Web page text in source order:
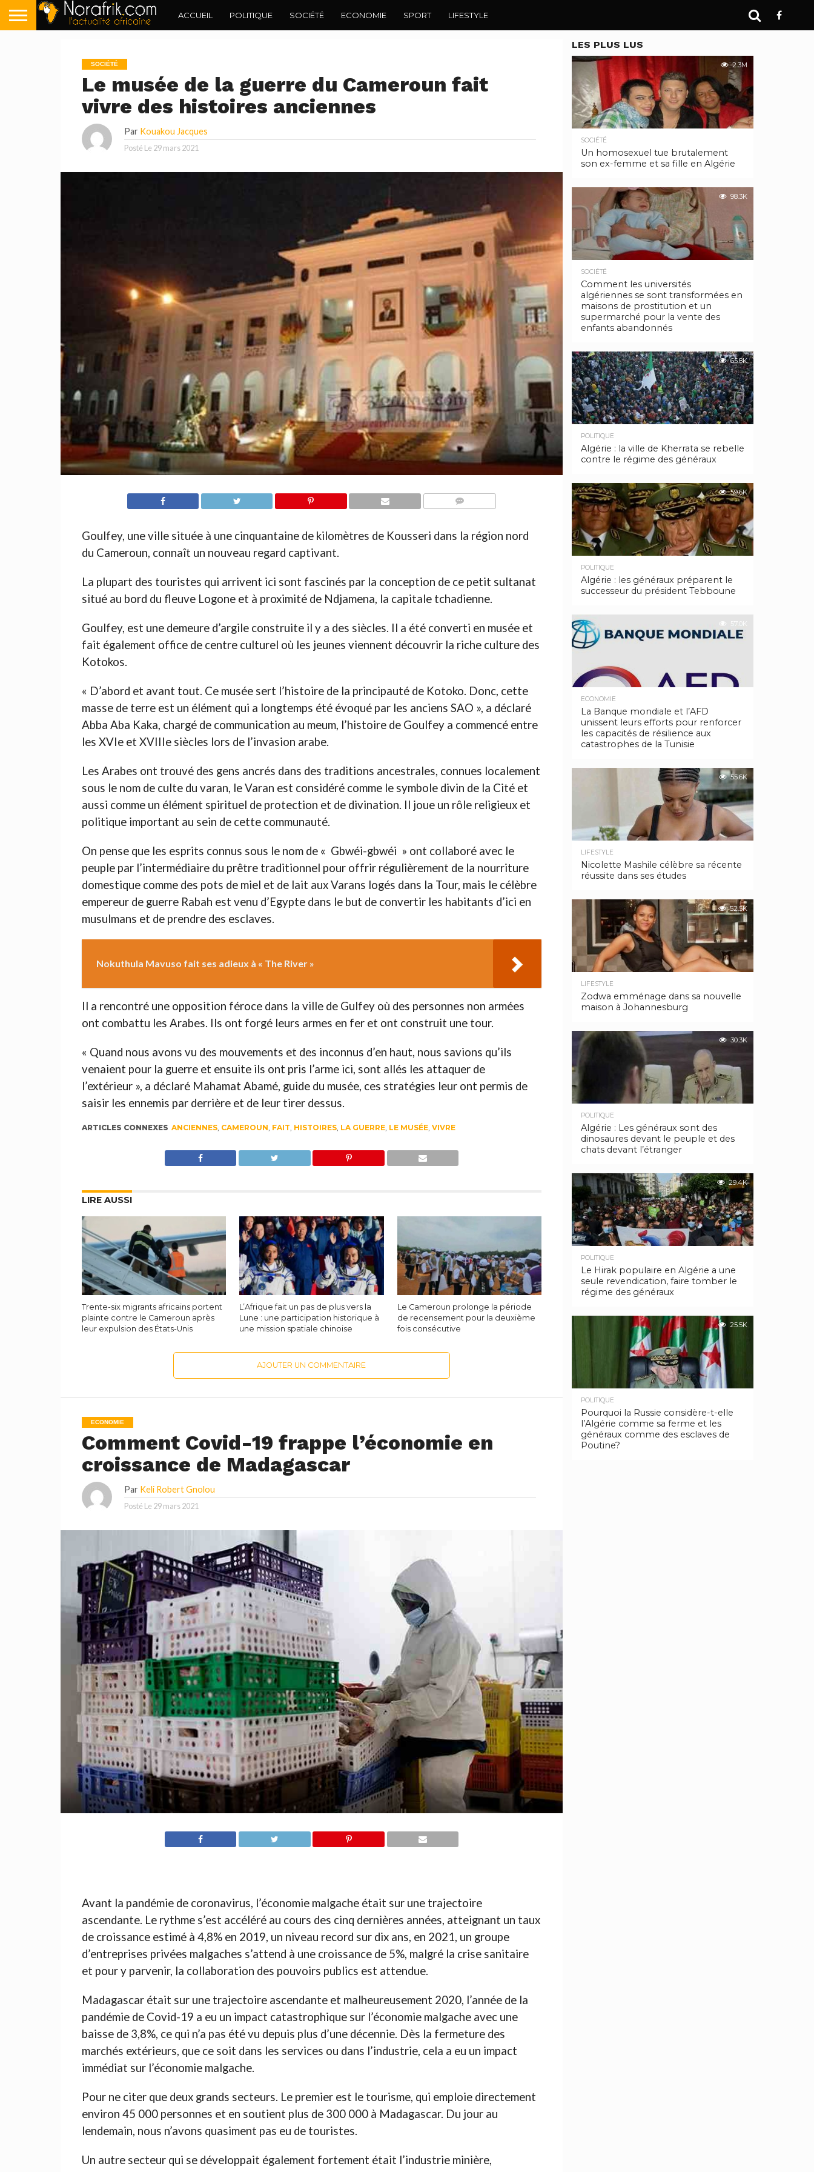
ACCUEIL POLITIQUE SOCIÉTÉ ECONOMIE SPORT LIFESTYLE
SOCIÉTÉ
Le musée de la guerre du Cameroun fait
vivre des histoires anciennes
Par Kouakou Jacques
Posté Le 29 mars 2021
Goulfey, une ville située à une cinquantaine de kilomètres de Kousseri dans la région nord
du Cameroun, connaît un nouveau regard captivant.
La plupart des touristes qui arrivent ici sont fascinés par la conception de ce petit sultanat
situé au bord du fleuve Logone et à proximité de Ndjamena, la capitale tchadienne.
Goulfey, est une demeure d’argile construite il y a des siècles. Il a été converti en musée et
fait également office de centre culturel où les jeunes viennent découvrir la riche culture des
Kotokos.
« D’abord et avant tout. Ce musée sert l’histoire de la principauté de Kotoko. Donc, cette
masse de terre est un élément qui a longtemps été évoqué par les anciens SAO », a déclaré
Abba Aba Kaka, chargé de communication au meum, l’histoire de Goulfey a commencé entre
les XVIe et XVIIIe siècles lors de l’invasion arabe.
Les Arabes ont trouvé des gens ancrés dans des traditions ancestrales, connues localement
sous le nom de culte du varan, le Varan est considéré comme le symbole divin de la Cité et
aussi comme un élément spirituel de protection et de divination. Il joue un rôle religieux et
politique important au sein de cette communauté.
On pense que les esprits connus sous le nom de « Gbwéi-gbwéi » ont collaboré avec le
peuple par l’intermédiaire du prêtre traditionnel pour offrir régulièrement de la nourriture
domestique comme des pots de miel et de lait aux Varans logés dans la Tour, mais le célèbre
empereur de guerre Rabah est venu d’Egypte dans le but de convertir les habitants d’ici en
musulmans et de prendre des esclaves.
Nokuthula Mavuso fait ses adieux à « The River »
Il a rencontré une opposition féroce dans la ville de Gulfey où des personnes non armées
ont combattu les Arabes. Ils ont forgé leurs armes en fer et ont construit une tour.
« Quand nous avons vu des mouvements et des inconnus d’en haut, nous savions qu’ils
venaient pour la guerre et ensuite ils ont pris l’arme ici, sont allés les attaquer de
l’extérieur », a déclaré Mahamat Abamé, guide du musée, ces stratégies leur ont permis de
saisir les ennemis par derrière et de leur tirer dessus.
ARTICLES CONNEXES ANCIENNES, CAMEROUN, FAIT, HISTOIRES, LA GUERRE, LE MUSÉE, VIVRE
LIRE AUSSI
Trente-six migrants africains portent
plainte contre le Cameroun après
leur expulsion des États-Unis
L’Afrique fait un pas de plus vers la
Lune : une participation historique à
une mission spatiale chinoise
Le Cameroun prolonge la période
de recensement pour la deuxième
fois consécutive
AJOUTER UN COMMENTAIRE
ECONOMIE
Comment Covid-19 frappe l’économie en
croissance de Madagascar
Par Keli Robert Gnolou
Posté Le 29 mars 2021
Avant la pandémie de coronavirus, l’économie malgache était sur une trajectoire
ascendante. Le rythme s’est accéléré au cours des cinq dernières années, atteignant un taux
de croissance estimé à 4,8% en 2019, un niveau record sur dix ans, en 2021, un groupe
d’entreprises privées malgaches s’attend à une croissance de 5%, malgré la crise sanitaire
et pour y parvenir, la collaboration des pouvoirs publics est attendue.
Madagascar était sur une trajectoire ascendante et malheureusement 2020, l’année de la
pandémie de Covid-19 a eu un impact catastrophique sur l’économie malgache avec une
baisse de 3,8%, ce qui n’a pas été vu depuis plus d’une décennie. Dès la fermeture des
marchés extérieurs, que ce soit dans les services ou dans l’industrie, cela a eu un impact
immédiat sur l’économie malgache.
Pour ne citer que deux grands secteurs. Le premier est le tourisme, qui emploie directement
environ 45 000 personnes et en soutient plus de 300 000 à Madagascar. Du jour au
lendemain, nous n’avons quasiment pas eu de touristes.
Un autre secteur qui se développait également fortement était l’industrie minière,
LES PLUS LUS
2.3M
SOCIÉTÉ
Un homosexuel tue brutalement
son ex-femme et sa fille en Algérie
98.3K
SOCIÉTÉ
Comment les universités
algériennes se sont transformées en
maisons de prostitution et un
supermarché pour la vente des
enfants abandonnés
65.8K
POLITIQUE
Algérie : la ville de Kherrata se rebelle
contre le régime des généraux
59.6K
POLITIQUE
Algérie : les généraux préparent le
successeur du président Tebboune
57.0K
ECONOMIE
La Banque mondiale et l’AFD
unissent leurs efforts pour renforcer
les capacités de résilience aux
catastrophes de la Tunisie
55.6K
LIFESTYLE
Nicolette Mashile célèbre sa récente
réussite dans ses études
52.5K
LIFESTYLE
Zodwa emménage dans sa nouvelle
maison à Johannesburg
30.3K
POLITIQUE
Algérie : Les généraux sont des
dinosaures devant le peuple et des
chats devant l’étranger
29.4K
POLITIQUE
Le Hirak populaire en Algérie a une
seule revendication, faire tomber le
régime des généraux
25.5K
POLITIQUE
Pourquoi la Russie considère-t-elle
l’Algérie comme sa ferme et les
généraux comme des esclaves de
Poutine?